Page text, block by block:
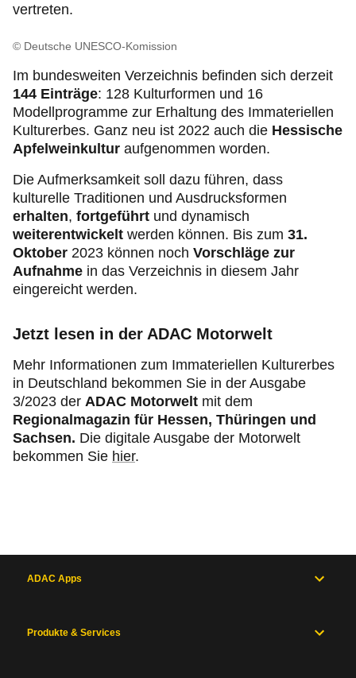
vertreten.
© Deutsche UNESCO-Komission
Im bundesweiten Verzeichnis befinden sich derzeit
144 Einträge: 128 Kulturformen und 16
Modellprogramme zur Erhaltung des Immateriellen
Kulturerbes. Ganz neu ist 2022 auch die Hessische
Apfelweinkultur aufgenommen worden.
Die Aufmerksamkeit soll dazu führen, dass
kulturelle Traditionen und Ausdrucksformen
erhalten, fortgeführt und dynamisch
weiterentwickelt werden können. Bis zum 31.
Oktober 2023 können noch Vorschläge zur
Aufnahme in das Verzeichnis in diesem Jahr
eingereicht werden.
Jetzt lesen in der ADAC Motorwelt
Mehr Informationen zum Immateriellen Kulturerbes
in Deutschland bekommen Sie in der Ausgabe
3/2023 der ADAC Motorwelt mit dem
Regionalmagazin für Hessen, Thüringen und
Sachsen. Die digitale Ausgabe der Motorwelt
bekommen Sie hier.
ADAC Apps
Produkte & Services